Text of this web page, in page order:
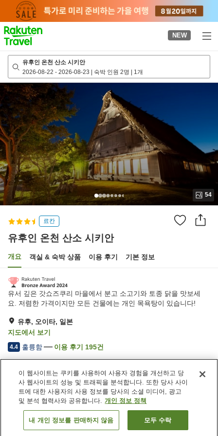
page
NEW
유후인 온천 산소 시키안
2026-08-22 - 2026-08-23 | 숙박 인원 2명 | 1개
54
료칸
유후인 온천 산소 시키안
개요 객실 & 숙박 상품 이용 후기 기본 정보
유서 깊은 갓쇼즈쿠리 마을에서 분고 소고기와 토종 닭을 맛보세
요. 저렴한 가격이지만 모든 건물에는 개인 목욕탕이 있습니다!
유후, 오이타, 일본
지도에서 보기
4.4 훌륭함 이용 후기 195건
숙소 편의 시설/서비스
주차장
자동판매기
노천탕 (온천)
대욕장 (온천)
일본 오이타 유후 유후인 온천 산소 시키안
객실 보기
이 웹사이트는 쿠키를 사용하여 사용자 경험을 개선하고 당
사 웹사이트의 성능 및 트래픽을 분석합니다. 또한 당사 사이
트에 대한 사용자의 사용 정보를 당사의 소셜 미디어, 광고
및 분석 협력사와 공유합니다. 개인 정보 정책
내 개인 정보를 판매하지 않음 모두 수락